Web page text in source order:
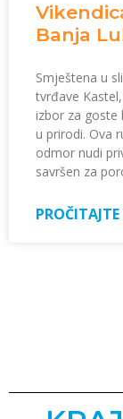
Banja
Smještena u
tvrđave
izbor za goste
u prirodi. Ova
odmor nudi
savršen za